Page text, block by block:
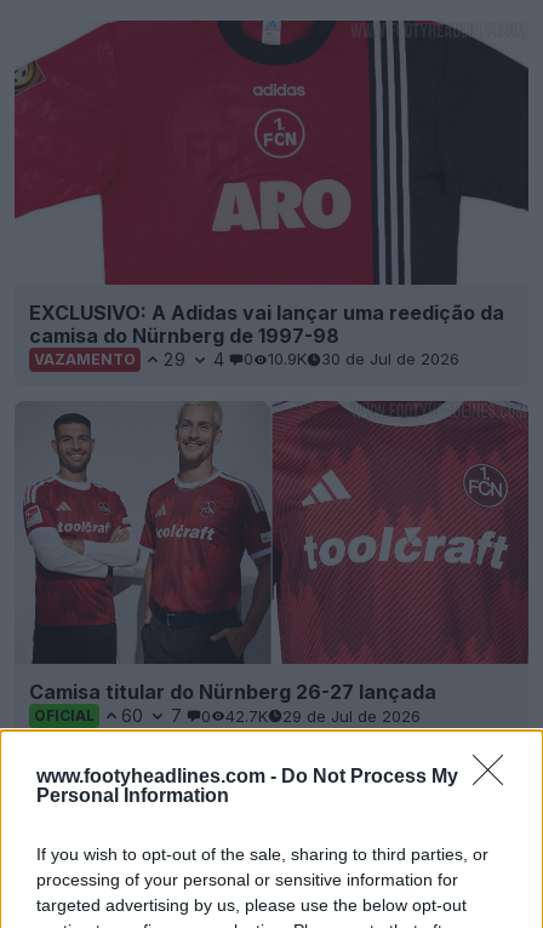
www.footyheadlines.com - Do Not Process My
Personal Information
If you wish to opt-out of the sale, sharing to third parties, or
processing of your personal or sensitive information for
targeted advertising by us, please use the below opt-out
EXCLUSIVO: A Adidas vai lançar uma reedição da
camisa do Nürnberg de 1997-98
VAZAMENTO 29 4 0 10.9K 30 de Jul de 2026
Camisa titular do Nürnberg 26-27 lançada
OFICIAL 60 7 0 42.7K 29 de Jul de 2026